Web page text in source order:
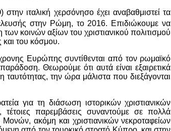
ιταλική χερσόνησο έχει αναβαθμιστεί τα
στην Ρώμη, το 2016. Επιδιώκουμε να
κοινών αξίων του χριστιανικού πολιτισμού
και του κόσμου.
Ευρώπης συντίθενται από τον ρωμαϊκό
Θεωρούμε ότι αυτά είναι εξαιρετικά
την ώρα μάλιστα που διεξάγονται
για τη διάσωση ιστορικών χριστιανικών
παρεμβάσεις συναντούμε σε πολλά
ακόμη και χριστιανικών νεκροταφείων